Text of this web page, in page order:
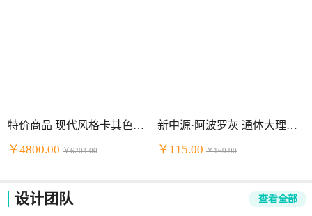
特价商品 现代风格卡其色头层牛皮+PVC组合沙发
￥4800.00 ￥6204.00
新中源·阿波罗灰 通体大理石（2NB9034）
￥115.00 ￥169.90
设计团队 查看全部